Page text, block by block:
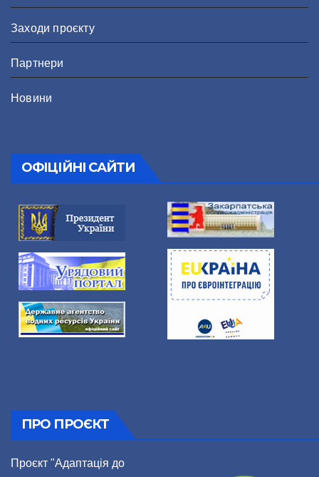
Заходи проєкту
Партнери
Новини
ОФІЦІЙНІ САЙТИ
ПРО ПРОЄКТ
Проєкт "Адаптація до